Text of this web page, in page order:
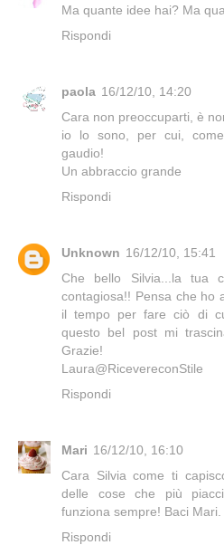
Ma quante idee hai? Ma
Rispondi
paola 16/12/10, 14:20
Cara non preoccuparti, è
io lo sono, per cui,
gaudio!
Un abbraccio grande
Rispondi
Unknown 16/12/10, 15:41
Che bello Silvia...la tua
contagiosa!! Pensa che ho
il tempo per fare ciò di
questo bel post mi
Grazie!
Laura@RicevereconStile
Rispondi
Mari 16/12/10, 16:10
Cara Silvia come ti
delle cose che più
funziona sempre! Baci Mari.
Rispondi